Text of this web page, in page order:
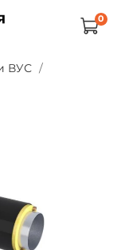
0
ВУС